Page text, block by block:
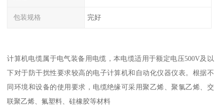
包装规格 完好
计算机电缆属于电气装备用电缆，本电缆适用于额定电压500V及以
下对于防干扰性要求较高的电子计算机和自动化仪器仪表。根据不
同环境和设备的使用要求，电缆绝缘可采用聚乙烯、聚氯乙烯、交
联聚乙烯、氟塑料、硅橡胶等材料